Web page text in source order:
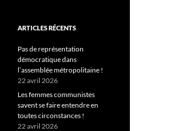
ARTICLES RÉCENTS
Pas de représentation
démocratique dans
l’assemblée métropolitaine !
22 avril 2026
Les femmes communistes
savent se faire entendre en
toutes circonstances !
22 avril 2026